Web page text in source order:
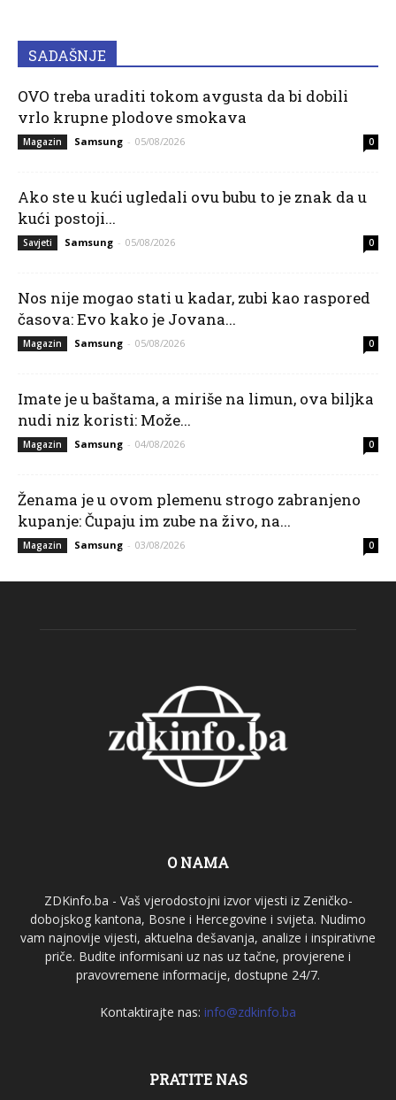
SADAŠNJE
OVO treba uraditi tokom avgusta da bi dobili
vrlo krupne plodove smokava
Magazin Samsung - 05/08/2026 0
Ako ste u kući ugledali ovu bubu to je znak da u
kući postoji...
Savjeti Samsung - 05/08/2026 0
Nos nije mogao stati u kadar, zubi kao raspored
časova: Evo kako je Jovana...
Magazin Samsung - 05/08/2026 0
Imate je u baštama, a miriše na limun, ova biljka
nudi niz koristi: Može...
Magazin Samsung - 04/08/2026 0
Ženama je u ovom plemenu strogo zabranjeno
kupanje: Čupaju im zube na živo, na...
Magazin Samsung - 03/08/2026 0
O NAMA
ZDKinfo.ba - Vaš vjerodostojni izvor vijesti iz Zeničko-
dobojskog kantona, Bosne i Hercegovine i svijeta. Nudimo
vam najnovije vijesti, aktuelna dešavanja, analize i inspirativne
priče. Budite informisani uz nas uz tačne, provjerene i
pravovremene informacije, dostupne 24/7.
Kontaktirajte nas: info@zdkinfo.ba
PRATITE NAS